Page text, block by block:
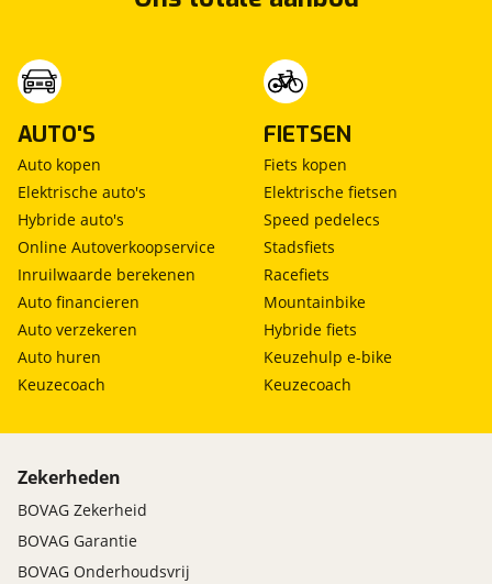
AUTO'S
Auto kopen
Elektrische auto's
Hybride auto's
Online Autoverkoopservice
Inruilwaarde berekenen
Auto financieren
Auto verzekeren
Auto huren
Keuzecoach
FIETSEN
Fiets kopen
Elektrische fietsen
Speed pedelecs
Stadsfiets
Racefiets
Mountainbike
Hybride fiets
Keuzehulp e-bike
Keuzecoach
Zekerheden
BOVAG Zekerheid
BOVAG Garantie
BOVAG Onderhoudsvrij